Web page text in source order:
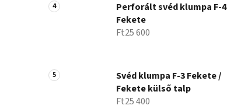
Perforált svéd klumpa F-4
Fekete
Ft25 600
Svéd klumpa F-3 Fekete /
Fekete külső talp
Ft25 400